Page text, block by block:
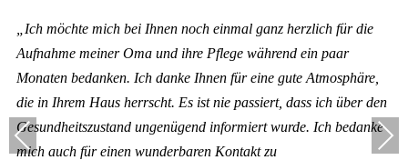
„Ich möchte mich bei Ihnen noch einmal ganz herzlich für die
Aufnahme meiner Oma und ihre Pflege während ein paar
Monaten bedanken. Ich danke Ihnen für eine gute Atmosphäre,
die in Ihrem Haus herrscht. Es ist nie passiert, dass ich über den
Gesundheitszustand ungenügend informiert wurde. Ich bedanke
mich auch für einen wunderbaren Kontakt zu
Previous Next